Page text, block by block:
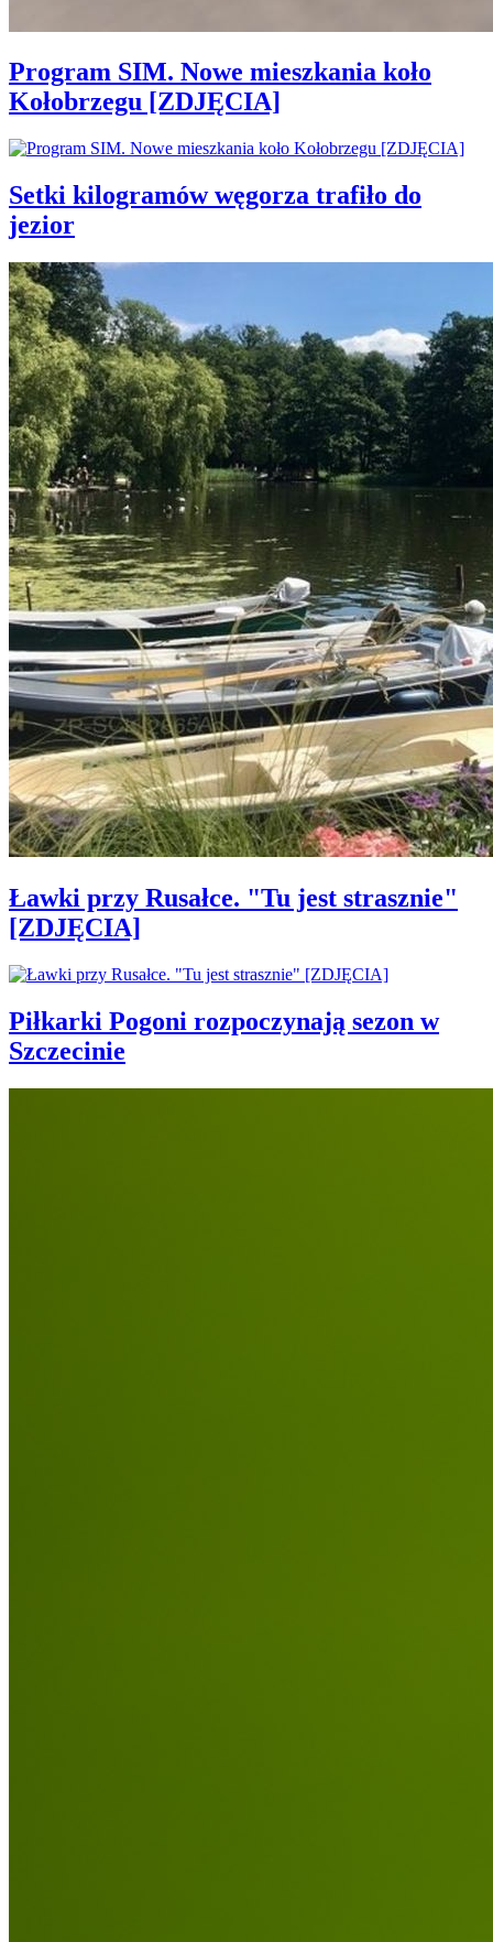
Program SIM. Nowe mieszkania koło
Kołobrzegu [ZDJĘCIA]
Setki kilogramów węgorza trafiło do
jezior
Ławki przy Rusałce. "Tu jest strasznie"
[ZDJĘCIA]
Piłkarki Pogoni rozpoczynają sezon w
Szczecinie